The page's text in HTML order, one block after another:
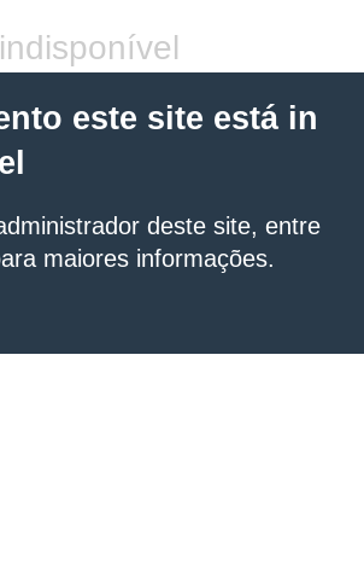
este site está in
deste site, entre
maiores informações.